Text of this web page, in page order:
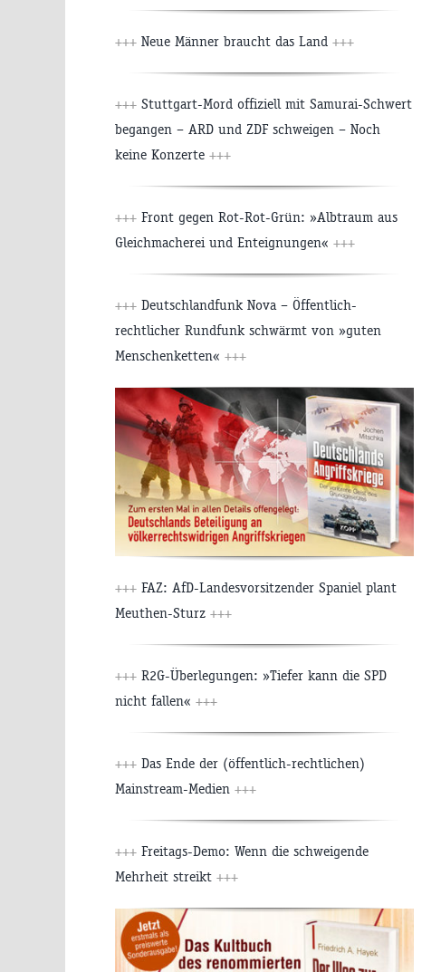
+++ Neue Männer braucht das Land +++
+++ Stuttgart-Mord offiziell mit Samurai-Schwert
begangen – ARD und ZDF schweigen – Noch
keine Konzerte +++
+++ Front gegen Rot-Rot-Grün: »Albtraum aus
Gleichmacherei und Enteignungen« +++
+++ Deutschlandfunk Nova – Öffentlich-
rechtlicher Rundfunk schwärmt von »guten
Menschenketten« +++
+++ FAZ: AfD-Landesvorsitzender Spaniel plant
Meuthen-Sturz +++
+++ R2G-Überlegungen: »Tiefer kann die SPD
nicht fallen« +++
+++ Das Ende der (öffentlich-rechtlichen)
Mainstream-Medien +++
+++ Freitags-Demo: Wenn die schweigende
Mehrheit streikt +++